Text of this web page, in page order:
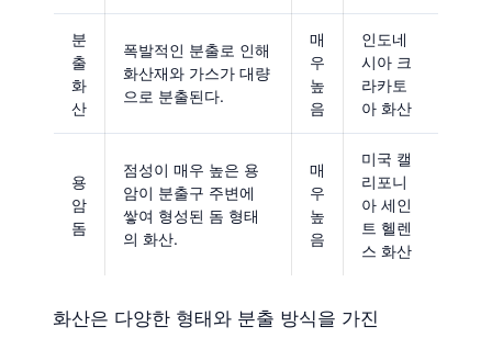
분
출
화
산
폭발적인 분출로 인해
화산재와 가스가 대량
으로 분출된다.
매
우
높
음
인도네
시아 크
라카토
아 화산
용
암
돔
점성이 매우 높은 용
암이 분출구 주변에
쌓여 형성된 돔 형태
의 화산.
매
우
높
음
미국 캘
리포니
아 세인
트 헬렌
스 화산
화산은 다양한 형태와 분출 방식을 가진